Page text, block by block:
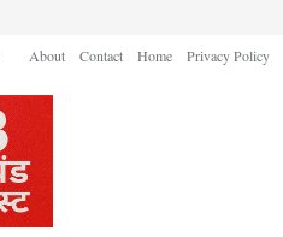
About Contact Home Privacy Policy